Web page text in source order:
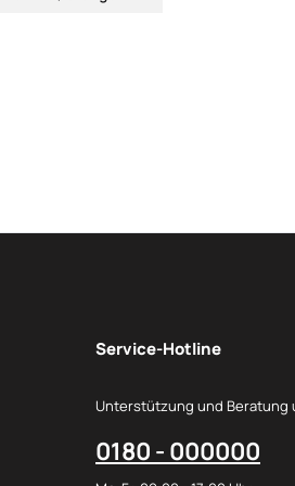
Service-Hotline
Unterstützung und Beratung
0180 - 000000